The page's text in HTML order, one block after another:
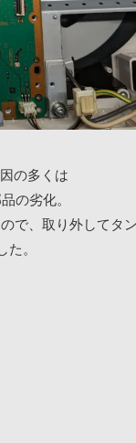
の多くは
の劣化。
で、取り外してタ
た。